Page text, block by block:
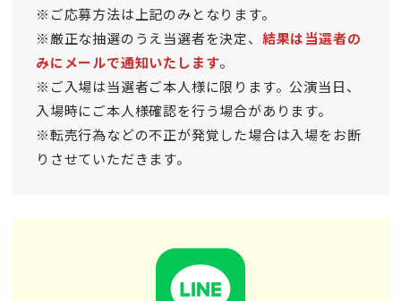
※ご応募方法は上記のみとなります。
※厳正な抽選のうえ当選者を決定、 結果は当選者の
みにメールで通知いたします。
※ご入場は当選者ご本人様に限ります。公演当日、
入場時にご本人様確認を行う場合があります。
※転売行為などの不正が発覚した場合は入場をお断
りさせていただきます。